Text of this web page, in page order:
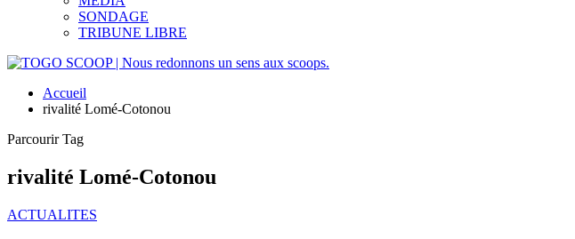
SONDAGE
TRIBUNE LIBRE
Accueil
rivalité Lomé-Cotonou
Parcourir Tag
rivalité Lomé-Cotonou
ACTUALITES